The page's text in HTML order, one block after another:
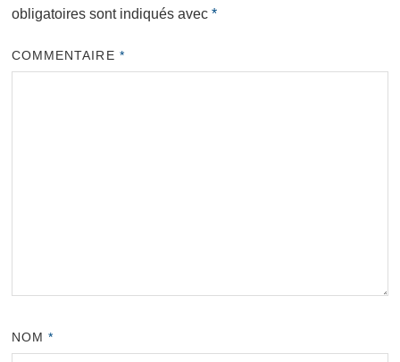
obligatoires sont indiqués avec *
COMMENTAIRE *
NOM*